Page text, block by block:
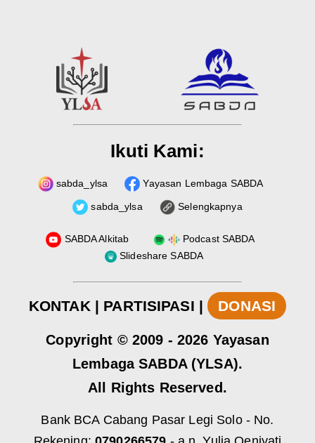
Ikuti Kami:
sabda_ylsa Yayasan Lembaga SABDA
sabda_ylsa Selengkapnya
SABDA Alkitab
Podcast SABDA
Slideshare SABDA
KONTAK | PARTISIPASI | DONASI
Copyright © 2009 - 2026 Yayasan
Lembaga SABDA (YLSA).
All Rights Reserved.
Bank BCA Cabang Pasar Legi Solo - No.